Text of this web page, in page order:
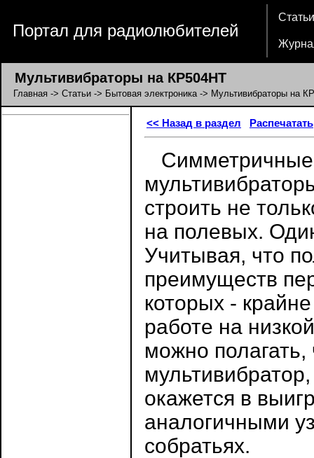
Портал для радиолюбителей
Статьи
Мультивибраторы на КР504НТ
Главная -> Статьи -> Бытовая электроника-> Мультивибраторы на
<< Назад в раздел Распечатать
строить не
на полевых.
Учитывая, что
преимуществ
которых -
работе на
можно
окажется в
аналогичными
собратьях.